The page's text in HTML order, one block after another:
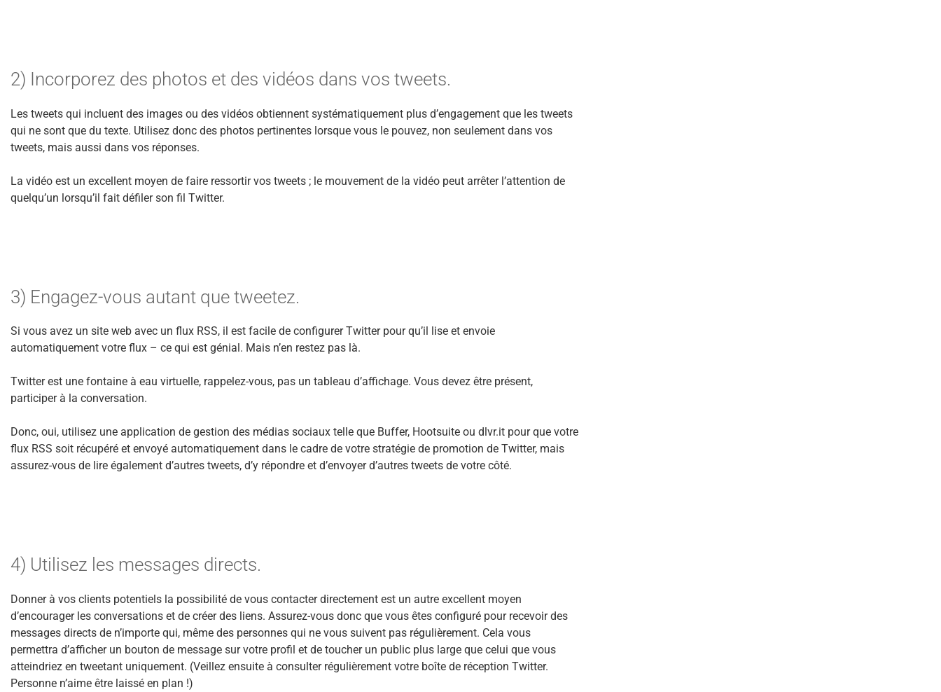
2) Incorporez des photos et des vidéos dans vos tweets.
Les tweets qui incluent des images ou des vidéos obtiennent systématiquement plus d’engagement que les tweets
qui ne sont que du texte. Utilisez donc des photos pertinentes lorsque vous le pouvez, non seulement dans vos
tweets, mais aussi dans vos réponses.
La vidéo est un excellent moyen de faire ressortir vos tweets ; le mouvement de la vidéo peut arrêter l’attention de
quelqu’un lorsqu’il fait défiler son fil Twitter.
3) Engagez-vous autant que tweetez.
Si vous avez un site web avec un flux RSS, il est facile de configurer Twitter pour qu’il lise et envoie
automatiquement votre flux – ce qui est génial. Mais n’en restez pas là.
Twitter est une fontaine à eau virtuelle, rappelez-vous, pas un tableau d’affichage. Vous devez être présent,
participer à la conversation.
Donc, oui, utilisez une application de gestion des médias sociaux telle que Buffer, Hootsuite ou dlvr.it pour que votre
flux RSS soit récupéré et envoyé automatiquement dans le cadre de votre stratégie de promotion de Twitter, mais
assurez-vous de lire également d’autres tweets, d’y répondre et d’envoyer d’autres tweets de votre côté.
4) Utilisez les messages directs.
Donner à vos clients potentiels la possibilité de vous contacter directement est un autre excellent moyen
d’encourager les conversations et de créer des liens. Assurez-vous donc que vous êtes configuré pour recevoir des
messages directs de n’importe qui, même des personnes qui ne vous suivent pas régulièrement. Cela vous
permettra d’afficher un bouton de message sur votre profil et de toucher un public plus large que celui que vous
atteindriez en tweetant uniquement. (Veillez ensuite à consulter régulièrement votre boîte de réception Twitter.
Personne n’aime être laissé en plan !)